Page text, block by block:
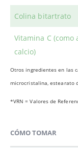
Colina bitartrato
Vitamina C (como
calcio)
Otros ingredientes en las
microcristalina, estearato
*VRN = Valores de
CÓMO TOMAR